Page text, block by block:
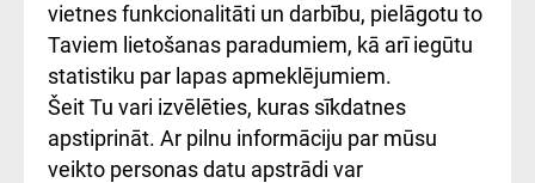
Rēķinu apmaksas
ceļvedis
Rekvizīti un
ārstniecības
vietnes funkcionalitāti un darbību, pielāgotu to
Taviem lietošanas paradumiem, kā arī iegūtu
statistiku par lapas apmeklējumiem.
Šeit Tu vari izvēlēties, kuras sīkdatnes
apstiprināt. Ar pilnu informāciju par mūsu
veikto personas datu apstrādi var